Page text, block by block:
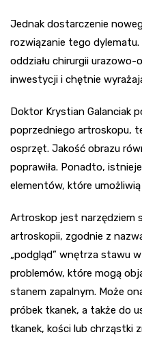
Jednak dostarczenie
rozwiązanie tego
oddziału chirurgii
inwestycji i chętnie
Doktor Krystian Galanciak
poprzedniego artroskopu,
osprzęt. Jakość obrazu
poprawiła. Ponadto,
elementów, które
Artroskop jest narzędziem
artroskopii, zgodnie z
„podgląd” wnętrza stawu
problemów, które mogą
stanem zapalnym. Może
próbek tkanek, a także do
tkanek, kości lub chrząstki